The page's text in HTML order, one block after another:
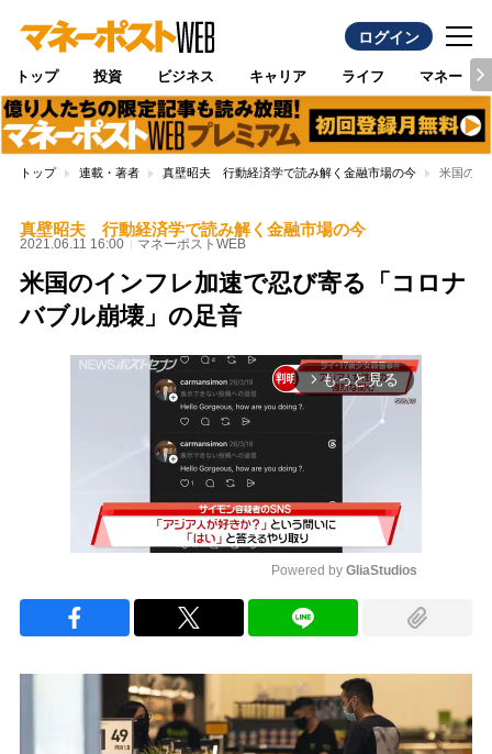
ログイン
トップ 投資 ビジネス キャリア ライフ マネー
トップ 連載・著者 真壁昭夫 行動経済学で読み解く金融市場の今 米国のイ
真壁昭夫 行動経済学で読み解く金融市場の今
2021.06.11 16:00 マネーポストWEB
米国のインフレ加速で忍び寄る「コロナ
バブル崩壊」の足音
arrow_forward_ios もっと見る
Powered by GliaStudios